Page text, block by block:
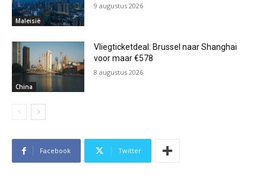
Maleisië
9 augustus 2026
China
Vliegticketdeal: Brussel naar Shanghai
voor maar €578
8 augustus 2026
Facebook Twitter